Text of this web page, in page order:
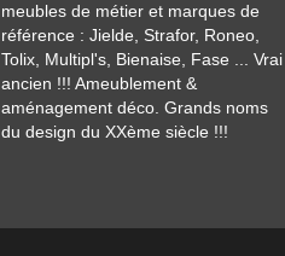
meubles de métier et marques de
référence : Jielde, Strafor, Roneo,
Tolix, Multipl's, Bienaise, Fase ... Vrai
ancien !!! Ameublement &
aménagement déco. Grands noms
du design du XXème siècle !!!